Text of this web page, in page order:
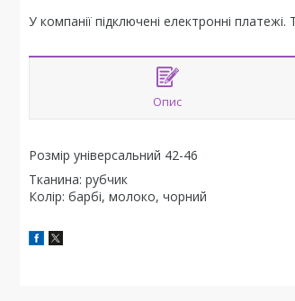
У компанії підключені електронні
Опис
Розмір універсальний 42-46
Тканина: рубчик
Колір: барбі, молоко, чорний